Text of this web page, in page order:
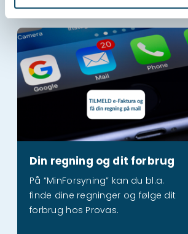
Din regning og dit forbrug
På “MinForsyning” kan du bl.a.
finde dine regninger og følge dit
forbrug hos Provas.
Din regning og dit forbrug